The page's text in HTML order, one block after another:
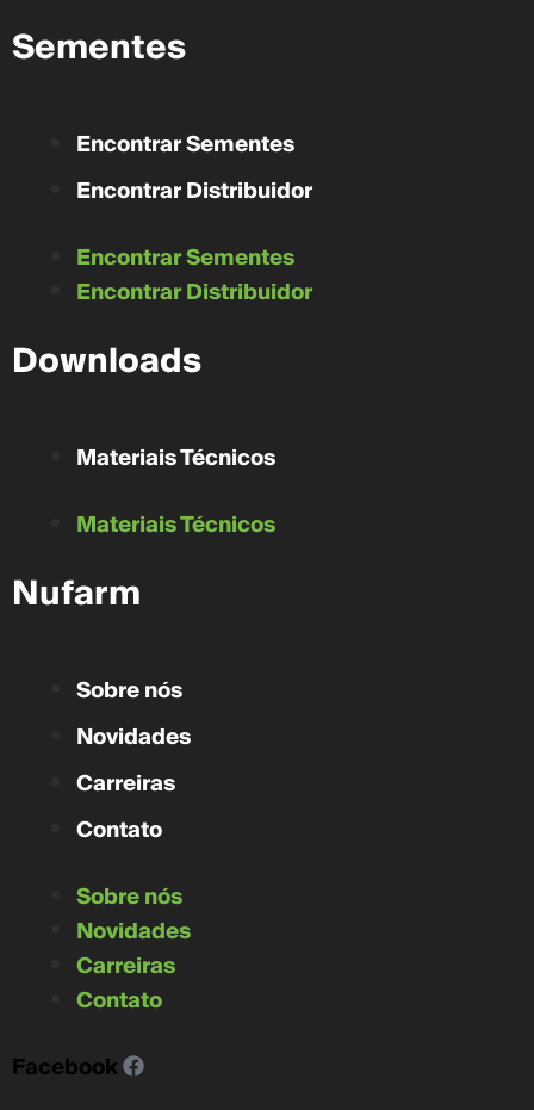
Sementes
Encontrar Sementes
Encontrar Distribuidor
Encontrar Sementes
Encontrar Distribuidor
Downloads
Materiais Técnicos
Materiais Técnicos
Nufarm
Sobre nós
Novidades
Carreiras
Contato
Sobre nós
Novidades
Carreiras
Contato
Facebook